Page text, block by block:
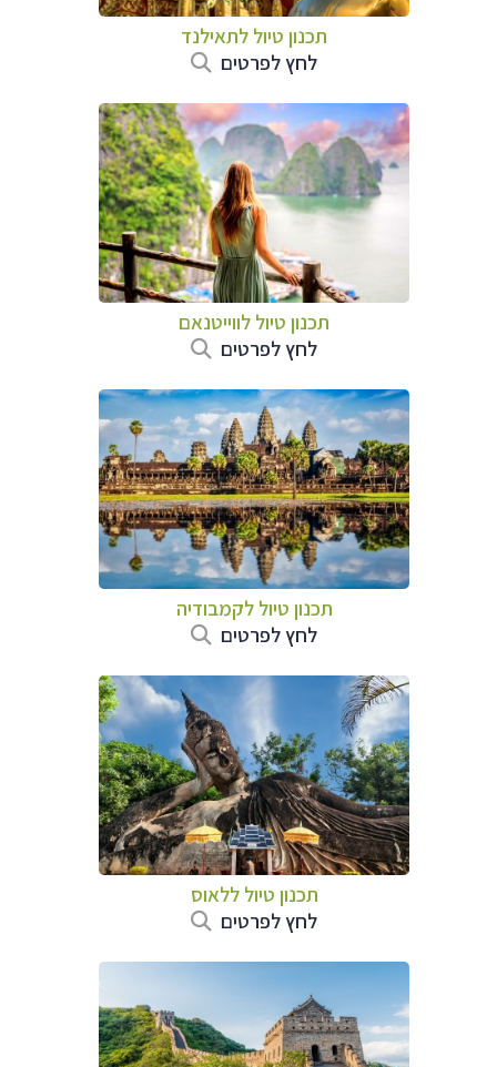
תכנון טיול לתאילנד
לחץ לפרטים
תכנון טיול לווייטנאם
לחץ לפרטים
תכנון טיול לקמבודיה
לחץ לפרטים
תכנון טיול ללאוס
לחץ לפרטים